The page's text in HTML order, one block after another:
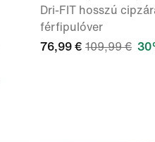
Dri-FIT hosszú
férfipulóver
76,99 € 109,99 €